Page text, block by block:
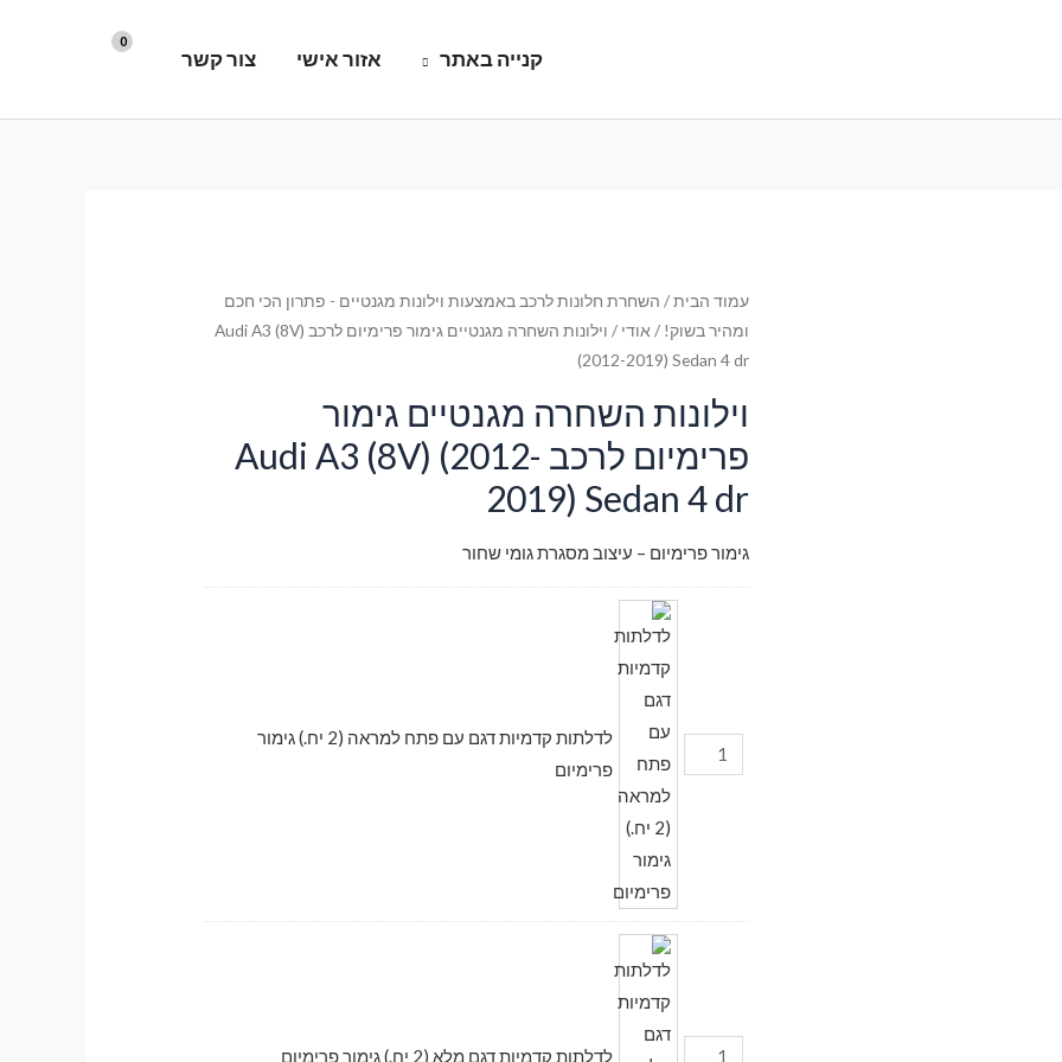
קנייה באתר אזור אישי צור קשר
עמוד הבית/ השחרת חלונות לרכב באמצעות וילונות מגנטיים - פתרון הכי חכם
ומהיר בשוק! / אודי
/ וילונות השחרה מגנטיים גימור פרימיום לרכב Audi A3 (8V)
(2012-2019) Sedan 4 dr
וילונות השחרה מגנטיים גימור
פרימיום לרכב Audi A3 (8V) (2012-
2019) Sedan 4 dr
גימור פרימיום – עיצוב מסגרת גומי שחור
לדלתות קדמיות דגם עם פתח למראה (2 יח.) גימור
פרימיום
לדלתות קדמיות דגם מלא (2 יח.) גימור פרימיום